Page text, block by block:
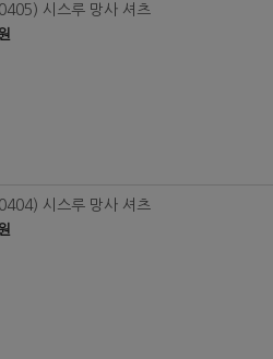
시스루 망사 셔츠
시스루 망사 셔츠